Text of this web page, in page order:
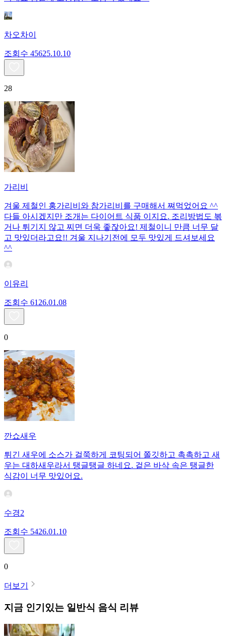
차오차이
조회수 45625.10.10
28
가리비
겨울 제철인 홍가리비와 참가리비를 구매해서 쪄먹었어요 ^^
다들 아시겠지만 조개는 다이어트 식품 이지요. 조리방법도 볶
거나 튀기지 않고 찌면 더욱 좋잖아요! 제철이니 만큼 너무 달
고 맛있더라고요!! 겨울 지나기전에 모두 맛있게 드셔보세요
^^
이유리
조회수 61 26.01.08
0
깐쇼새우
튀긴 새우에 소스가 걸쭉하게 코팅되어 쫄깃하고 촉촉하고 새
우는 대하새우라서 탱글탱글 하네요. 겉은 바삭 속은 탱글한
식감이 너무 맛있어요.
수경2
조회수 5426.01.10
0
더보기
지금 인기있는 일반식 음식 리뷰